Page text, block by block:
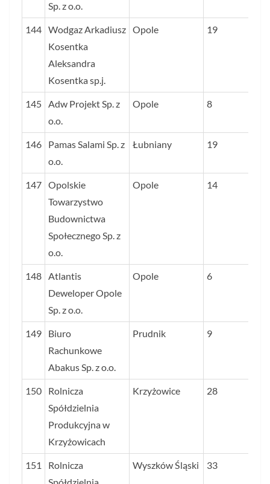
Sp. z o.o.
144 Wodgaz Arkadiusz
Kosentka
Aleksandra
Kosentka sp.j.
Opole 19
145
Adw Projekt Sp. z
o.o.
Opole 8
146
Pamas Salami Sp. z
o.o.
Łubniany 19
147 Opolskie
Towarzystwo
Budownictwa
Społecznego Sp. z
o.o.
Opole 14
148
Atlantis
Deweloper Opole
Sp. z o.o.
Opole 6
149
Biuro
Rachunkowe
Abakus Sp. z o.o.
Prudnik 9
150
Rolnicza
Spółdzielnia
Produkcyjna w
Krzyżowicach
Krzyżowice 28
151
Rolnicza
Spółdzielnia
Wyszków Śląski 33